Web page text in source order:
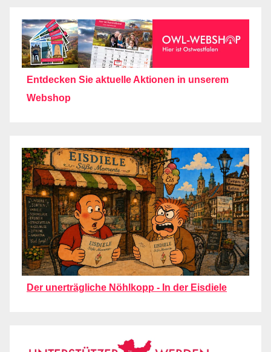
Entdecken Sie aktuelle Aktionen in unserem
Webshop
Der unerträgliche Nöhlkopp - In der Eisdiele